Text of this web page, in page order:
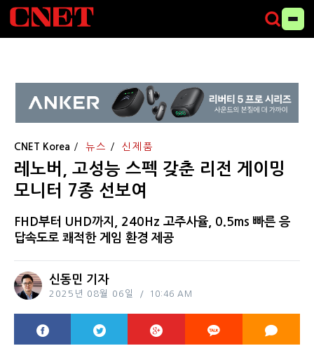
CNET Korea 뉴스 신제품
레노버, 고성능 스펙 갖춘 리전 게이밍
모니터 7종 선보여
FHD부터 UHD까지, 240Hz 고주사율, 0.5ms 빠른 응
답속도로 쾌적한 게임 환경 제공
신동민 기자
2025년 08월 06일 10:46 AM